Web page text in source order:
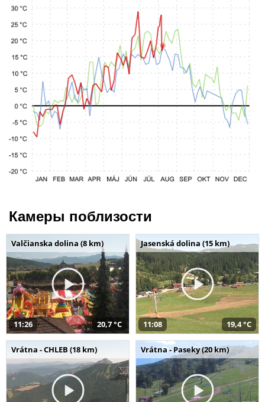
Камеры поблизости
Valčianska dolina (8 km)
11:26 20,7 °C
Jasenská dolina (15 km)
11:08 19,4 °C
Vrátna - CHLEB (18 km) Vrátna - Paseky (20 km)